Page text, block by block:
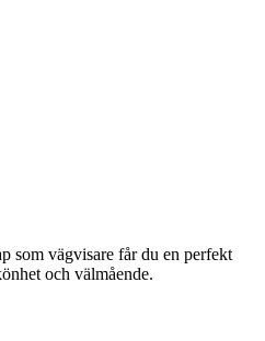
som vägvisare får du en perfekt
och välmående.